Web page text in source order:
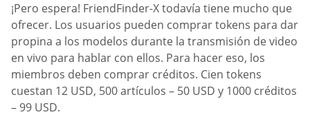
¡Pero espera! FriendFinder-X todavía tiene mucho que
ofrecer. Los usuarios pueden comprar tokens para dar
propina a los modelos durante la transmisión de video
en vivo para hablar con ellos. Para hacer eso, los
miembros deben comprar créditos. Cien tokens
cuestan 12 USD, 500 artículos – 50 USD y 1000 créditos
– 99 USD.